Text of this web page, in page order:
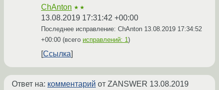
ChAnton ★★
13.08.2019 17:31:42 +00:00
Последнее исправление: ChAnton 13.08.2019 17:34:52
+00:00 (всего исправлений: 1)
Ссылка
Ответ на: комментарий от ZANSWER 13.08.2019